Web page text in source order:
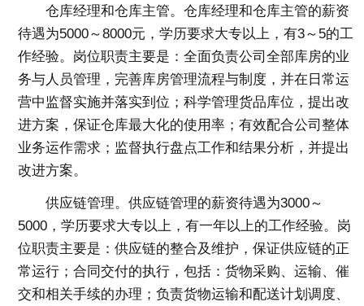
仓库经理和仓库主管。仓库经理和仓库主管的薪资
待遇为5000～8000元，学历要求大专以上，有3～5的工
作经验。岗位职责主要是：全面负责公司全部库房的业
务与人员管理，完善库房管理流程与制度，并在日常运
营中监督实施并落实到位；科学管理货品库位，提出改
进方案，保证仓库最大化的使用率；有效配合公司整体
业务运作需求；监督执行盘点工作和结果分析，并提出
改进方案。
供应链管理。供应链管理的薪资待遇为3000～
5000，学历要求大专以上，有一年以上的工作经验。岗
位职责主要是：供应链的整合及维护，保证供应链的正
常运行；合同交付的执行，包括：货物采购、运输、催
交和相关手续的办理；负责货物运输和配送计划调度、